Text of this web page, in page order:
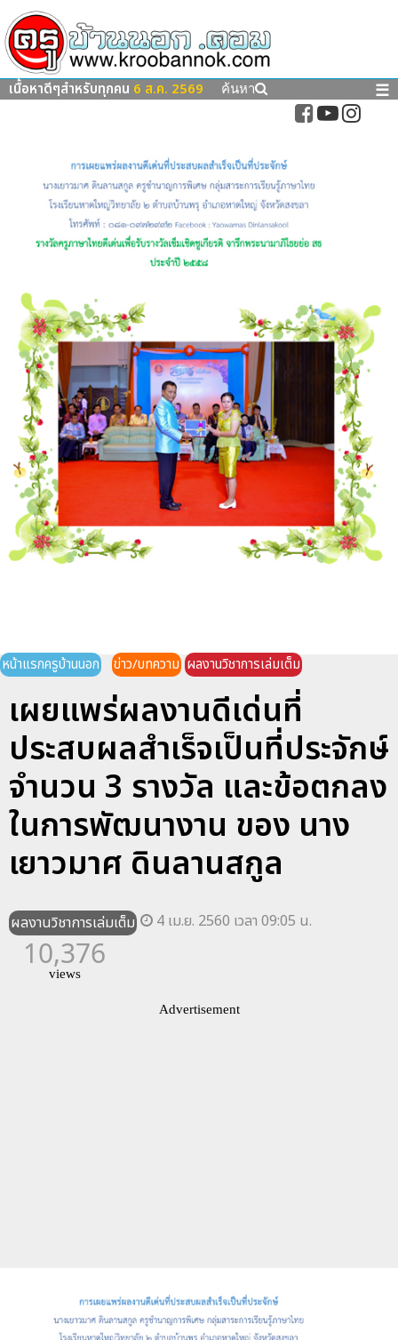
เนื้อหาดีๆสำหรับทุกคน 6 ส.ค. 2569 ค้นหา ☰
หน้าแรกครูบ้านนอก ข่าว/บทความ ผลงานวิชาการเล่มเต็ม
เผยแพร่ผลงานดีเด่นที่
ประสบผลสำเร็จเป็นที่ประจักษ์
จำนวน 3 รางวัล และข้อตกลง
ในการพัฒนางาน ของ นาง
เยาวมาศ ดินลานสกูล
ผลงานวิชาการเล่มเต็ม 4 เม.ย. 2560 เวลา 09:05 น.
10,376
views
Advertisement